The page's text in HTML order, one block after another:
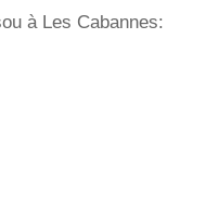
à Les Cabannes: